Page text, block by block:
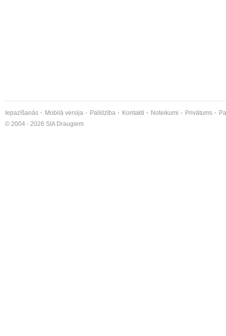
Iepazīšanās Mobilā versija Palīdzība Kontakti Noteikumi Privātums
© 2004 - 2026 SIA Draugiem